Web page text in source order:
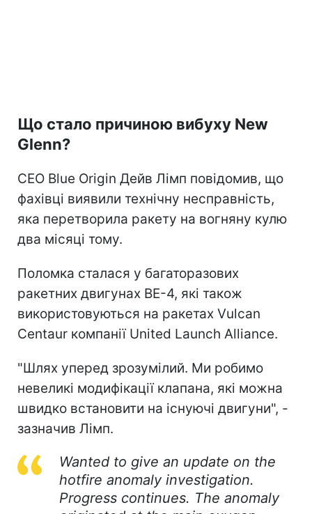
Що стало причиною вибуху New
Glenn?
CEO Blue Origin Дейв Лімп повідомив, що
фахівці виявили технічну несправність,
яка перетворила ракету на вогняну кулю
два місяці тому.
Поломка сталася у багаторазових
ракетних двигунах BE-4, які також
використовуються на ракетах Vulcan
Centaur компанії United Launch Alliance.
"Шлях уперед зрозумілий. Ми робимо
невеликі модифікації клапана, які можна
швидко встановити на існуючі двигуни", -
зазначив Лімп.
Wanted to give an update on the
hotfire anomaly investigation.
Progress continues. The anomaly